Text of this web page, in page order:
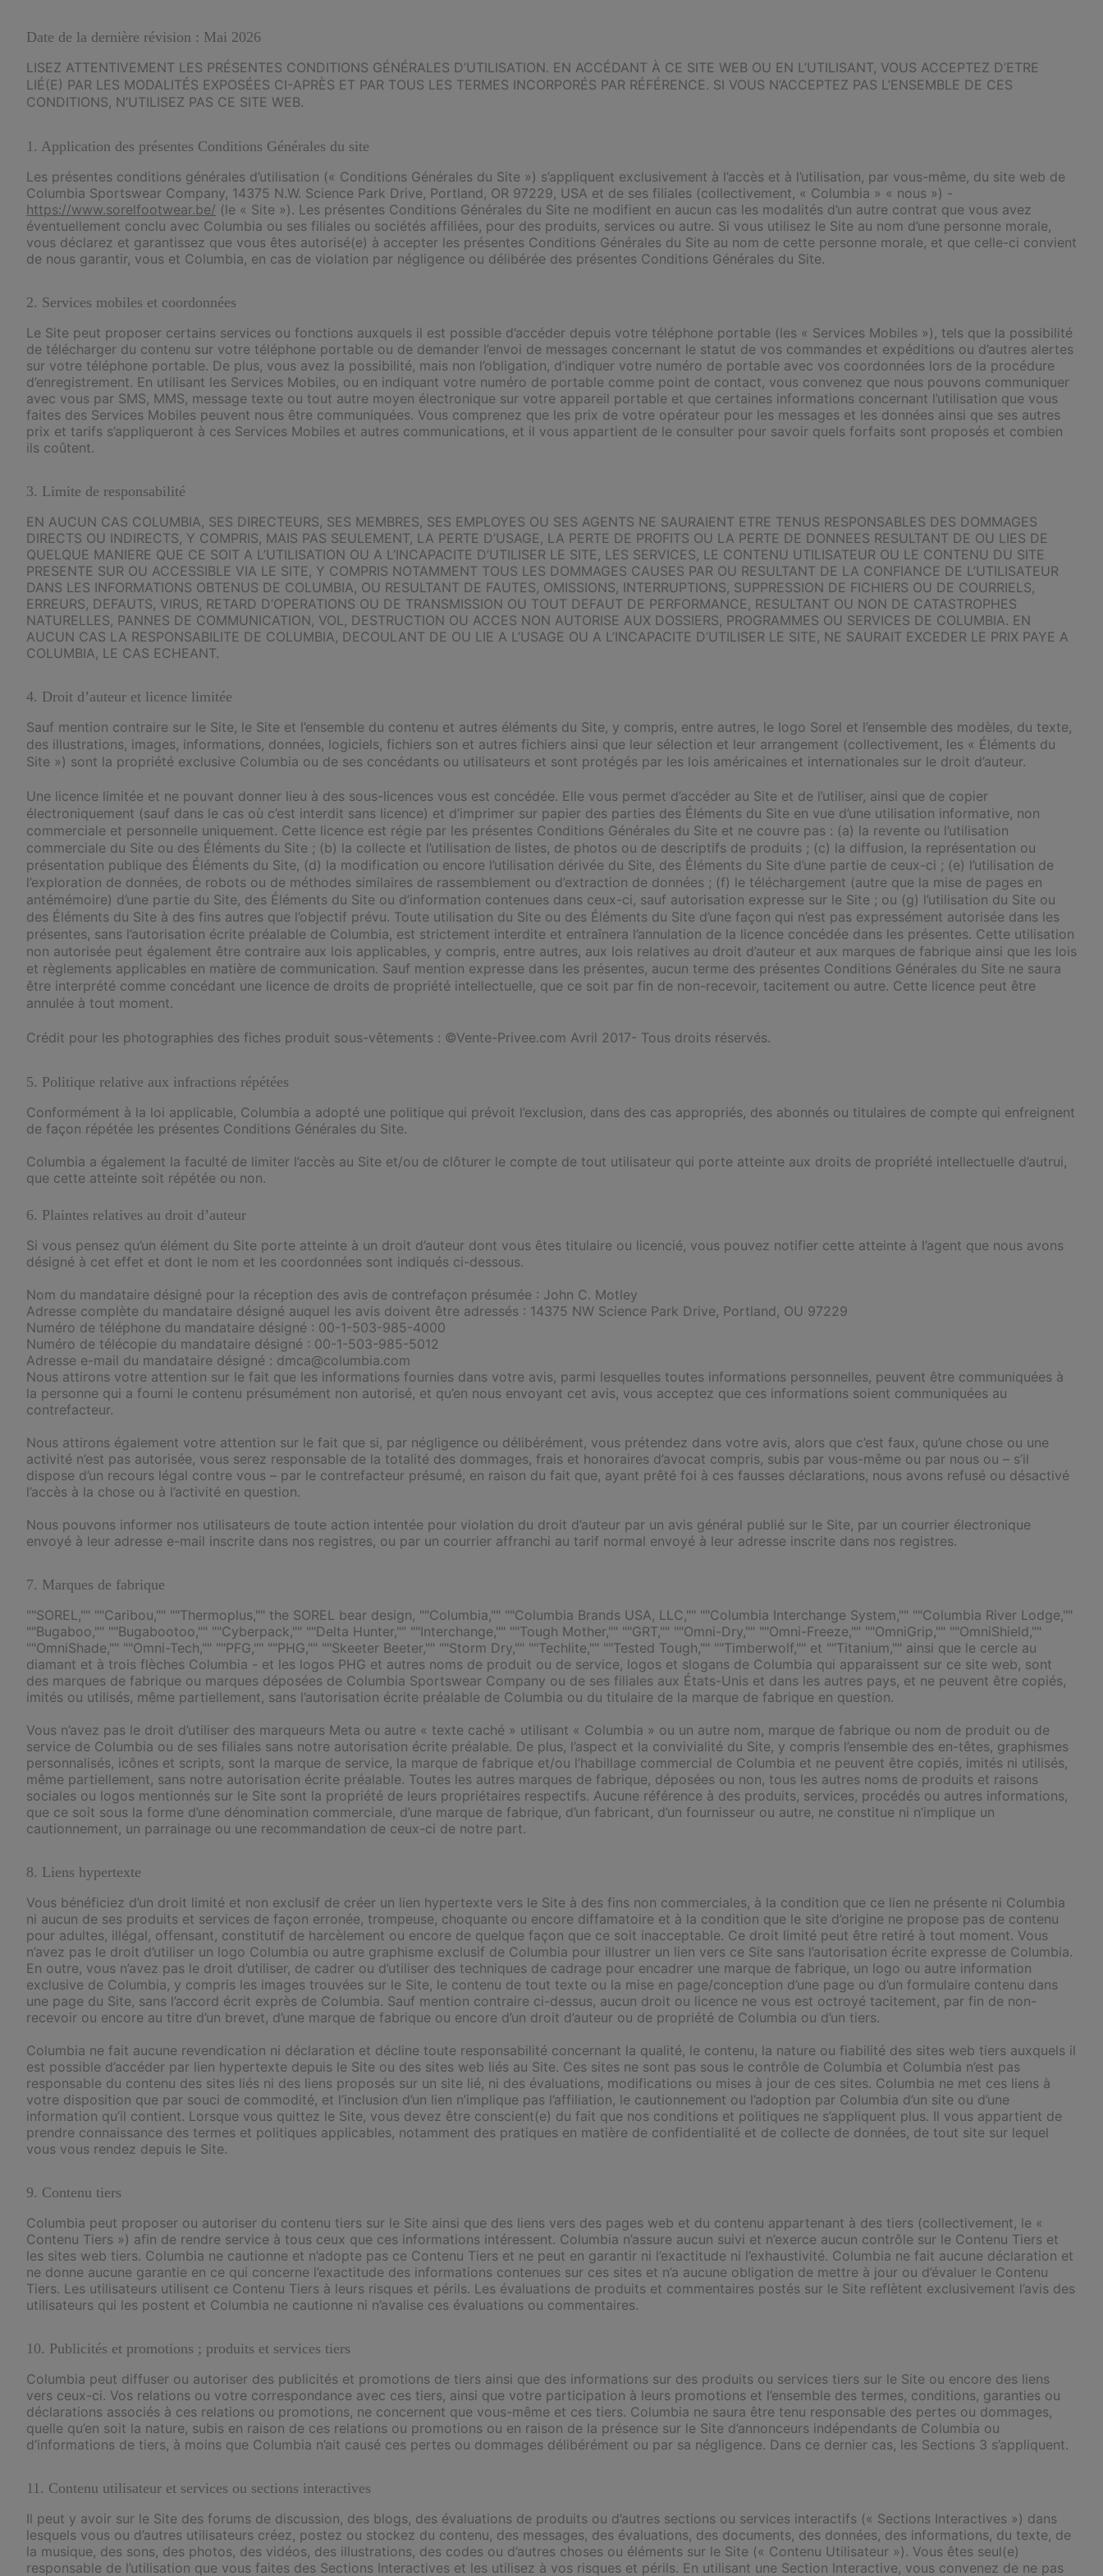
Date de la dernière révision : Mai 2026
LISEZ ATTENTIVEMENT LES PRÉSENTES CONDITIONS GÉNÉRALES D’UTILISATION. EN ACCÉDANT À CE SITE WEB OU EN L’UTILISANT, VOUS ACCEPTEZ D’ETRE
LIÉ(E) PAR LES MODALITÉS EXPOSÉES CI-APRÈS ET PAR TOUS LES TERMES INCORPORÉS PAR RÉFÉRENCE. SI VOUS N’ACCEPTEZ PAS L’ENSEMBLE DE CES
CONDITIONS, N’UTILISEZ PAS CE SITE WEB.
1. Application des présentes Conditions Générales du site
Les présentes conditions générales d’utilisation (« Conditions Générales du Site ») s’appliquent exclusivement à l’accès et à l’utilisation, par vous-même, du site web de
Columbia Sportswear Company, 14375 N.W. Science Park Drive, Portland, OR 97229, USA et de ses filiales (collectivement, « Columbia » « nous ») -
https://www.sorelfootwear.be/ (le « Site »). Les présentes Conditions Générales du Site ne modifient en aucun cas les modalités d’un autre contrat que vous avez
éventuellement conclu avec Columbia ou ses filiales ou sociétés affiliées, pour des produits, services ou autre. Si vous utilisez le Site au nom d’une personne morale,
vous déclarez et garantissez que vous êtes autorisé(e) à accepter les présentes Conditions Générales du Site au nom de cette personne morale, et que celle-ci convient
de nous garantir, vous et Columbia, en cas de violation par négligence ou délibérée des présentes Conditions Générales du Site.
2. Services mobiles et coordonnées
Le Site peut proposer certains services ou fonctions auxquels il est possible d’accéder depuis votre téléphone portable (les « Services Mobiles »), tels que la possibilité
de télécharger du contenu sur votre téléphone portable ou de demander l’envoi de messages concernant le statut de vos commandes et expéditions ou d’autres alertes
sur votre téléphone portable. De plus, vous avez la possibilité, mais non l’obligation, d’indiquer votre numéro de portable avec vos coordonnées lors de la procédure
d’enregistrement. En utilisant les Services Mobiles, ou en indiquant votre numéro de portable comme point de contact, vous convenez que nous pouvons communiquer
avec vous par SMS, MMS, message texte ou tout autre moyen électronique sur votre appareil portable et que certaines informations concernant l’utilisation que vous
faites des Services Mobiles peuvent nous être communiquées. Vous comprenez que les prix de votre opérateur pour les messages et les données ainsi que ses autres
prix et tarifs s’appliqueront à ces Services Mobiles et autres communications, et il vous appartient de le consulter pour savoir quels forfaits sont proposés et combien
ils coûtent.
3. Limite de responsabilité
EN AUCUN CAS COLUMBIA, SES DIRECTEURS, SES MEMBRES, SES EMPLOYES OU SES AGENTS NE SAURAIENT ETRE TENUS RESPONSABLES DES DOMMAGES
DIRECTS OU INDIRECTS, Y COMPRIS, MAIS PAS SEULEMENT, LA PERTE D’USAGE, LA PERTE DE PROFITS OU LA PERTE DE DONNEES RESULTANT DE OU LIES DE
QUELQUE MANIERE QUE CE SOIT A L’UTILISATION OU A L’INCAPACITE D’UTILISER LE SITE, LES SERVICES, LE CONTENU UTILISATEUR OU LE CONTENU DU SITE
PRESENTE SUR OU ACCESSIBLE VIA LE SITE, Y COMPRIS NOTAMMENT TOUS LES DOMMAGES CAUSES PAR OU RESULTANT DE LA CONFIANCE DE L’UTILISATEUR
DANS LES INFORMATIONS OBTENUS DE COLUMBIA, OU RESULTANT DE FAUTES, OMISSIONS, INTERRUPTIONS, SUPPRESSION DE FICHIERS OU DE COURRIELS,
ERREURS, DEFAUTS, VIRUS, RETARD D’OPERATIONS OU DE TRANSMISSION OU TOUT DEFAUT DE PERFORMANCE, RESULTANT OU NON DE CATASTROPHES
NATURELLES, PANNES DE COMMUNICATION, VOL, DESTRUCTION OU ACCES NON AUTORISE AUX DOSSIERS, PROGRAMMES OU SERVICES DE COLUMBIA. EN
AUCUN CAS LA RESPONSABILITE DE COLUMBIA, DECOULANT DE OU LIE A L’USAGE OU A L’INCAPACITE D’UTILISER LE SITE, NE SAURAIT EXCEDER LE PRIX PAYE A
COLUMBIA, LE CAS ECHEANT.
4. Droit d’auteur et licence limitée
Sauf mention contraire sur le Site, le Site et l’ensemble du contenu et autres éléments du Site, y compris, entre autres, le logo Sorel et l’ensemble des modèles, du texte,
des illustrations, images, informations, données, logiciels, fichiers son et autres fichiers ainsi que leur sélection et leur arrangement (collectivement, les « Éléments du
Site ») sont la propriété exclusive Columbia ou de ses concédants ou utilisateurs et sont protégés par les lois américaines et internationales sur le droit d’auteur.
Une licence limitée et ne pouvant donner lieu à des sous-licences vous est concédée. Elle vous permet d’accéder au Site et de l’utiliser, ainsi que de copier
électroniquement (sauf dans le cas où c’est interdit sans licence) et d’imprimer sur papier des parties des Éléments du Site en vue d’une utilisation informative, non
commerciale et personnelle uniquement. Cette licence est régie par les présentes Conditions Générales du Site et ne couvre pas : (a) la revente ou l’utilisation
commerciale du Site ou des Éléments du Site ; (b) la collecte et l’utilisation de listes, de photos ou de descriptifs de produits ; (c) la diffusion, la représentation ou
présentation publique des Éléments du Site, (d) la modification ou encore l’utilisation dérivée du Site, des Éléments du Site d’une partie de ceux-ci ; (e) l’utilisation de
l’exploration de données, de robots ou de méthodes similaires de rassemblement ou d’extraction de données ; (f) le téléchargement (autre que la mise de pages en
antémémoire) d’une partie du Site, des Éléments du Site ou d’information contenues dans ceux-ci, sauf autorisation expresse sur le Site ; ou (g) l’utilisation du Site ou
des Éléments du Site à des fins autres que l’objectif prévu. Toute utilisation du Site ou des Éléments du Site d’une façon qui n’est pas expressément autorisée dans les
présentes, sans l’autorisation écrite préalable de Columbia, est strictement interdite et entraînera l’annulation de la licence concédée dans les présentes. Cette utilisation
non autorisée peut également être contraire aux lois applicables, y compris, entre autres, aux lois relatives au droit d’auteur et aux marques de fabrique ainsi que les lois
et règlements applicables en matière de communication. Sauf mention expresse dans les présentes, aucun terme des présentes Conditions Générales du Site ne saura
être interprété comme concédant une licence de droits de propriété intellectuelle, que ce soit par fin de non-recevoir, tacitement ou autre. Cette licence peut être
annulée à tout moment.
Crédit pour les photographies des fiches produit sous-vêtements : ©Vente-Privee.com Avril 2017- Tous droits réservés.
5. Politique relative aux infractions répétées
Conformément à la loi applicable, Columbia a adopté une politique qui prévoit l’exclusion, dans des cas appropriés, des abonnés ou titulaires de compte qui enfreignent
de façon répétée les présentes Conditions Générales du Site.
Columbia a également la faculté de limiter l’accès au Site et/ou de clôturer le compte de tout utilisateur qui porte atteinte aux droits de propriété intellectuelle d’autrui,
que cette atteinte soit répétée ou non.
6. Plaintes relatives au droit d’auteur
Si vous pensez qu’un élément du Site porte atteinte à un droit d’auteur dont vous êtes titulaire ou licencié, vous pouvez notifier cette atteinte à l’agent que nous avons
désigné à cet effet et dont le nom et les coordonnées sont indiqués ci-dessous.
Nom du mandataire désigné pour la réception des avis de contrefaçon présumée : John C. Motley
Adresse complète du mandataire désigné auquel les avis doivent être adressés : 14375 NW Science Park Drive, Portland, OU 97229
Numéro de téléphone du mandataire désigné : 00-1-503-985-4000
Numéro de télécopie du mandataire désigné : 00-1-503-985-5012
Adresse e-mail du mandataire désigné : dmca@columbia.com
Nous attirons votre attention sur le fait que les informations fournies dans votre avis, parmi lesquelles toutes informations personnelles, peuvent être communiquées à
la personne qui a fourni le contenu présumément non autorisé, et qu’en nous envoyant cet avis, vous acceptez que ces informations soient communiquées au
contrefacteur.
Nous attirons également votre attention sur le fait que si, par négligence ou délibérément, vous prétendez dans votre avis, alors que c’est faux, qu’une chose ou une
activité n’est pas autorisée, vous serez responsable de la totalité des dommages, frais et honoraires d’avocat compris, subis par vous-même ou par nous ou – s’il
dispose d’un recours légal contre vous – par le contrefacteur présumé, en raison du fait que, ayant prêté foi à ces fausses déclarations, nous avons refusé ou désactivé
l’accès à la chose ou à l’activité en question.
Nous pouvons informer nos utilisateurs de toute action intentée pour violation du droit d’auteur par un avis général publié sur le Site, par un courrier électronique
envoyé à leur adresse e-mail inscrite dans nos registres, ou par un courrier affranchi au tarif normal envoyé à leur adresse inscrite dans nos registres.
7. Marques de fabrique
""SOREL,"" ""Caribou,"" ""Thermoplus,"" the SOREL bear design, ""Columbia,"" ""Columbia Brands USA, LLC,"" ""Columbia Interchange System,"" ""Columbia River Lodge,""
""Bugaboo,"" ""Bugabootoo,"" ""Cyberpack,"" ""Delta Hunter,"" ""Interchange,"" ""Tough Mother,"" ""GRT,"" ""Omni-Dry,"" ""Omni-Freeze,"" ""OmniGrip,"" ""OmniShield,""
""OmniShade,"" ""Omni-Tech,"" ""PFG,"" ""PHG,"" ""Skeeter Beeter,"" ""Storm Dry,"" ""Techlite,"" ""Tested Tough,"" ""Timberwolf,"" et ""Titanium,"" ainsi que le cercle au
diamant et à trois flèches Columbia - et les logos PHG et autres noms de produit ou de service, logos et slogans de Columbia qui apparaissent sur ce site web, sont
des marques de fabrique ou marques déposées de Columbia Sportswear Company ou de ses filiales aux États-Unis et dans les autres pays, et ne peuvent être copiés,
imités ou utilisés, même partiellement, sans l’autorisation écrite préalable de Columbia ou du titulaire de la marque de fabrique en question.
Vous n’avez pas le droit d’utiliser des marqueurs Meta ou autre « texte caché » utilisant « Columbia » ou un autre nom, marque de fabrique ou nom de produit ou de
service de Columbia ou de ses filiales sans notre autorisation écrite préalable. De plus, l’aspect et la convivialité du Site, y compris l’ensemble des en-têtes, graphismes
personnalisés, icônes et scripts, sont la marque de service, la marque de fabrique et/ou l’habillage commercial de Columbia et ne peuvent être copiés, imités ni utilisés,
même partiellement, sans notre autorisation écrite préalable. Toutes les autres marques de fabrique, déposées ou non, tous les autres noms de produits et raisons
sociales ou logos mentionnés sur le Site sont la propriété de leurs propriétaires respectifs. Aucune référence à des produits, services, procédés ou autres informations,
que ce soit sous la forme d’une dénomination commerciale, d’une marque de fabrique, d’un fabricant, d’un fournisseur ou autre, ne constitue ni n’implique un
cautionnement, un parrainage ou une recommandation de ceux-ci de notre part.
8. Liens hypertexte
Vous bénéficiez d’un droit limité et non exclusif de créer un lien hypertexte vers le Site à des fins non commerciales, à la condition que ce lien ne présente ni Columbia
ni aucun de ses produits et services de façon erronée, trompeuse, choquante ou encore diffamatoire et à la condition que le site d’origine ne propose pas de contenu
pour adultes, illégal, offensant, constitutif de harcèlement ou encore de quelque façon que ce soit inacceptable. Ce droit limité peut être retiré à tout moment. Vous
n’avez pas le droit d’utiliser un logo Columbia ou autre graphisme exclusif de Columbia pour illustrer un lien vers ce Site sans l’autorisation écrite expresse de Columbia.
En outre, vous n’avez pas le droit d’utiliser, de cadrer ou d’utiliser des techniques de cadrage pour encadrer une marque de fabrique, un logo ou autre information
exclusive de Columbia, y compris les images trouvées sur le Site, le contenu de tout texte ou la mise en page/conception d’une page ou d’un formulaire contenu dans
une page du Site, sans l’accord écrit exprès de Columbia. Sauf mention contraire ci-dessus, aucun droit ou licence ne vous est octroyé tacitement, par fin de non-
recevoir ou encore au titre d’un brevet, d’une marque de fabrique ou encore d’un droit d’auteur ou de propriété de Columbia ou d’un tiers.
Columbia ne fait aucune revendication ni déclaration et décline toute responsabilité concernant la qualité, le contenu, la nature ou fiabilité des sites web tiers auxquels il
est possible d’accéder par lien hypertexte depuis le Site ou des sites web liés au Site. Ces sites ne sont pas sous le contrôle de Columbia et Columbia n’est pas
responsable du contenu des sites liés ni des liens proposés sur un site lié, ni des évaluations, modifications ou mises à jour de ces sites. Columbia ne met ces liens à
votre disposition que par souci de commodité, et l’inclusion d’un lien n’implique pas l’affiliation, le cautionnement ou l’adoption par Columbia d’un site ou d’une
information qu’il contient. Lorsque vous quittez le Site, vous devez être conscient(e) du fait que nos conditions et politiques ne s’appliquent plus. Il vous appartient de
prendre connaissance des termes et politiques applicables, notamment des pratiques en matière de confidentialité et de collecte de données, de tout site sur lequel
vous vous rendez depuis le Site.
9. Contenu tiers
Columbia peut proposer ou autoriser du contenu tiers sur le Site ainsi que des liens vers des pages web et du contenu appartenant à des tiers (collectivement, le «
Contenu Tiers ») afin de rendre service à tous ceux que ces informations intéressent. Columbia n’assure aucun suivi et n’exerce aucun contrôle sur le Contenu Tiers et
les sites web tiers. Columbia ne cautionne et n’adopte pas ce Contenu Tiers et ne peut en garantir ni l’exactitude ni l’exhaustivité. Columbia ne fait aucune déclaration et
ne donne aucune garantie en ce qui concerne l’exactitude des informations contenues sur ces sites et n’a aucune obligation de mettre à jour ou d’évaluer le Contenu
Tiers. Les utilisateurs utilisent ce Contenu Tiers à leurs risques et périls. Les évaluations de produits et commentaires postés sur le Site reflètent exclusivement l’avis des
utilisateurs qui les postent et Columbia ne cautionne ni n’avalise ces évaluations ou commentaires.
10. Publicités et promotions ; produits et services tiers
Columbia peut diffuser ou autoriser des publicités et promotions de tiers ainsi que des informations sur des produits ou services tiers sur le Site ou encore des liens
vers ceux-ci. Vos relations ou votre correspondance avec ces tiers, ainsi que votre participation à leurs promotions et l’ensemble des termes, conditions, garanties ou
déclarations associés à ces relations ou promotions, ne concernent que vous-même et ces tiers. Columbia ne saura être tenu responsable des pertes ou dommages,
quelle qu’en soit la nature, subis en raison de ces relations ou promotions ou en raison de la présence sur le Site d’annonceurs indépendants de Columbia ou
d’informations de tiers, à moins que Columbia n’ait causé ces pertes ou dommages délibérément ou par sa négligence. Dans ce dernier cas, les Sections 3 s’appliquent.
11. Contenu utilisateur et services ou sections interactives
Il peut y avoir sur le Site des forums de discussion, des blogs, des évaluations de produits ou d’autres sections ou services interactifs (« Sections Interactives ») dans
lesquels vous ou d’autres utilisateurs créez, postez ou stockez du contenu, des messages, des évaluations, des documents, des données, des informations, du texte, de
la musique, des sons, des photos, des vidéos, des illustrations, des codes ou d’autres choses ou éléments sur le Site (« Contenu Utilisateur »). Vous êtes seul(e)
responsable de l’utilisation que vous faites des Sections Interactives et les utilisez à vos risques et périls. En utilisant une Section Interactive, vous convenez de ne pas